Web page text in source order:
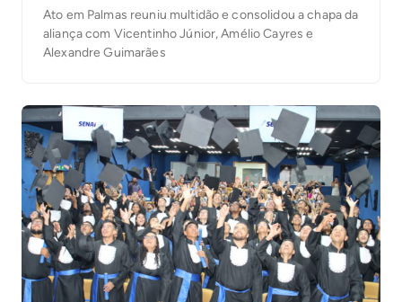
Ato em Palmas reuniu multidão e consolidou a chapa da
aliança com Vicentinho Júnior, Amélio Cayres e
Alexandre Guimarães